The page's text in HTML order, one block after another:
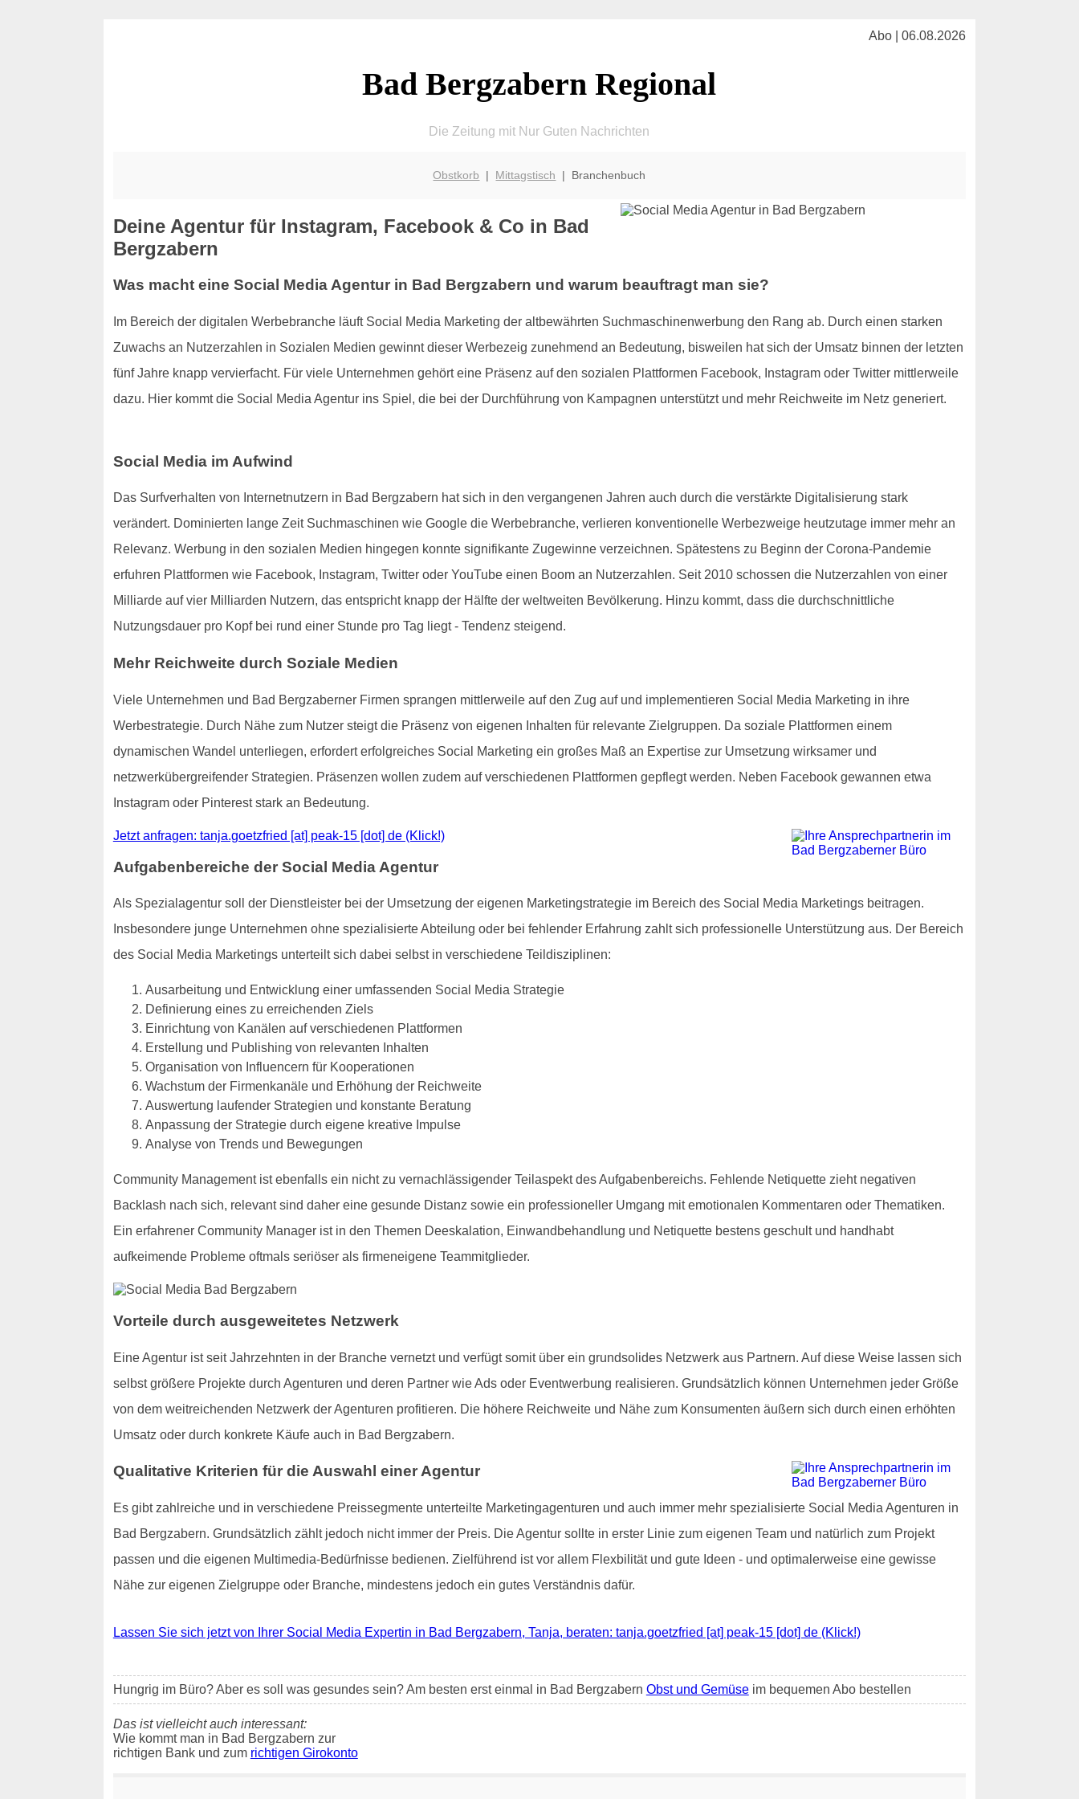
Abo | 06.08.2026
Bad Bergzabern Regional
Die Zeitung mit Nur Guten Nachrichten
Obstkorb | Mittagstisch | Branchenbuch
Deine Agentur für Instagram, Facebook & Co in Bad
Bergzabern
Was macht eine Social Media Agentur in Bad Bergzabern und warum beauftragt man sie?
Im Bereich der digitalen Werbebranche läuft Social Media Marketing der altbewährten Suchmaschinenwerbung den Rang ab. Durch einen starken
Zuwachs an Nutzerzahlen in Sozialen Medien gewinnt dieser Werbezeig zunehmend an Bedeutung, bisweilen hat sich der Umsatz binnen der letzten
fünf Jahre knapp vervierfacht. Für viele Unternehmen gehört eine Präsenz auf den sozialen Plattformen Facebook, Instagram oder Twitter mittlerweile
dazu. Hier kommt die Social Media Agentur ins Spiel, die bei der Durchführung von Kampagnen unterstützt und mehr Reichweite im Netz generiert.
Social Media im Aufwind
Das Surfverhalten von Internetnutzern in Bad Bergzabern hat sich in den vergangenen Jahren auch durch die verstärkte Digitalisierung stark
verändert. Dominierten lange Zeit Suchmaschinen wie Google die Werbebranche, verlieren konventionelle Werbezweige heutzutage immer mehr an
Relevanz. Werbung in den sozialen Medien hingegen konnte signifikante Zugewinne verzeichnen. Spätestens zu Beginn der Corona-Pandemie
erfuhren Plattformen wie Facebook, Instagram, Twitter oder YouTube einen Boom an Nutzerzahlen. Seit 2010 schossen die Nutzerzahlen von einer
Milliarde auf vier Milliarden Nutzern, das entspricht knapp der Hälfte der weltweiten Bevölkerung. Hinzu kommt, dass die durchschnittliche
Nutzungsdauer pro Kopf bei rund einer Stunde pro Tag liegt - Tendenz steigend.
Mehr Reichweite durch Soziale Medien
Viele Unternehmen und Bad Bergzaberner Firmen sprangen mittlerweile auf den Zug auf und implementieren Social Media Marketing in ihre
Werbestrategie. Durch Nähe zum Nutzer steigt die Präsenz von eigenen Inhalten für relevante Zielgruppen. Da soziale Plattformen einem
dynamischen Wandel unterliegen, erfordert erfolgreiches Social Marketing ein großes Maß an Expertise zur Umsetzung wirksamer und
netzwerkübergreifender Strategien. Präsenzen wollen zudem auf verschiedenen Plattformen gepflegt werden. Neben Facebook gewannen etwa
Instagram oder Pinterest stark an Bedeutung.
Jetzt anfragen: tanja.goetzfried [at] peak-15 [dot] de (Klick!)
Aufgabenbereiche der Social Media Agentur
Als Spezialagentur soll der Dienstleister bei der Umsetzung der eigenen Marketingstrategie im Bereich des Social Media Marketings beitragen.
Insbesondere junge Unternehmen ohne spezialisierte Abteilung oder bei fehlender Erfahrung zahlt sich professionelle Unterstützung aus. Der Bereich
des Social Media Marketings unterteilt sich dabei selbst in verschiedene Teildisziplinen:
Ausarbeitung und Entwicklung einer umfassenden Social Media Strategie
Definierung eines zu erreichenden Ziels
Einrichtung von Kanälen auf verschiedenen Plattformen
Erstellung und Publishing von relevanten Inhalten
Organisation von Influencern für Kooperationen
Wachstum der Firmenkanäle und Erhöhung der Reichweite
Auswertung laufender Strategien und konstante Beratung
Anpassung der Strategie durch eigene kreative Impulse
Analyse von Trends und Bewegungen
Community Management ist ebenfalls ein nicht zu vernachlässigender Teilaspekt des Aufgabenbereichs. Fehlende Netiquette zieht negativen
Backlash nach sich, relevant sind daher eine gesunde Distanz sowie ein professioneller Umgang mit emotionalen Kommentaren oder Thematiken.
Ein erfahrener Community Manager ist in den Themen Deeskalation, Einwandbehandlung und Netiquette bestens geschult und handhabt
aufkeimende Probleme oftmals seriöser als firmeneigene Teammitglieder.
Vorteile durch ausgeweitetes Netzwerk
Eine Agentur ist seit Jahrzehnten in der Branche vernetzt und verfügt somit über ein grundsolides Netzwerk aus Partnern. Auf diese Weise lassen sich
selbst größere Projekte durch Agenturen und deren Partner wie Ads oder Eventwerbung realisieren. Grundsätzlich können Unternehmen jeder Größe
von dem weitreichenden Netzwerk der Agenturen profitieren. Die höhere Reichweite und Nähe zum Konsumenten äußern sich durch einen erhöhten
Umsatz oder durch konkrete Käufe auch in Bad Bergzabern.
Qualitative Kriterien für die Auswahl einer Agentur
Es gibt zahlreiche und in verschiedene Preissegmente unterteilte Marketingagenturen und auch immer mehr spezialisierte Social Media Agenturen in
Bad Bergzabern. Grundsätzlich zählt jedoch nicht immer der Preis. Die Agentur sollte in erster Linie zum eigenen Team und natürlich zum Projekt
passen und die eigenen Multimedia-Bedürfnisse bedienen. Zielführend ist vor allem Flexbilität und gute Ideen - und optimalerweise eine gewisse
Nähe zur eigenen Zielgruppe oder Branche, mindestens jedoch ein gutes Verständnis dafür.
Lassen Sie sich jetzt von Ihrer Social Media Expertin in Bad Bergzabern, Tanja, beraten: tanja.goetzfried [at] peak-15 [dot] de (Klick!)
Hungrig im Büro? Aber es soll was gesundes sein? Am besten erst einmal in Bad Bergzabern Obst und Gemüseim bequemen Abo bestellen
Das ist vielleicht auch interessant:
Wie kommt man in Bad Bergzabern zur
richtigen Bank und zum richtigen Girokonto